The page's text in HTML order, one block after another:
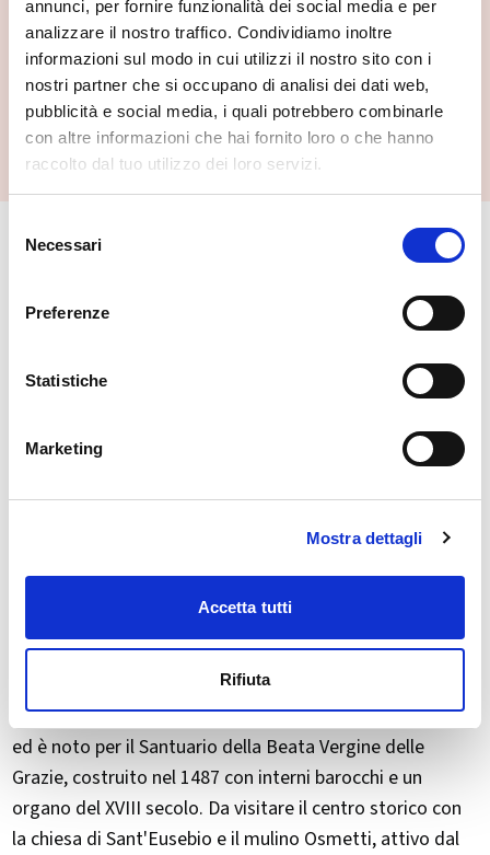
annunci, per fornire funzionalità dei social media e per
analizzare il nostro traffico. Condividiamo inoltre
informazioni sul modo in cui utilizzi il nostro sito con i
nostri partner che si occupano di analisi dei dati web,
pubblicità e social media, i quali potrebbero combinarle
con altre informazioni che hai fornito loro o che hanno
raccolto dal tuo utilizzo dei loro servizi.
delNecessari
Preferenze
Statistiche
Marketing
Mostra dettagli
Accetta tutti
Rifiuta
Mulino Osmetti
Grosotto
Grosotto
Grosotto si trova in Alta Valtellina, tra Tirano e Bormio,
ed è noto per il Santuario della Beata Vergine delle
Grazie, costruito nel 1487 con interni barocchi e un
organo del XVIII secolo. Da visitare il centro storico con
la chiesa di Sant'Eusebio e il mulino Osmetti, attivo dal